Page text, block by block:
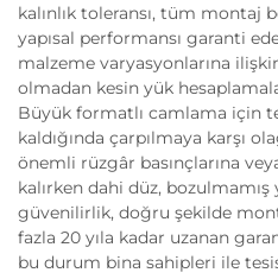
kalınlık toleransı, tüm montaj
yapısal performansı garanti
malzeme varyasyonlarına
olmadan kesin yük
Büyük formatlı camlama için
kaldığında çarpılmaya karşı
önemli rüzgâr basınçlarına
kalırken dahi düz, bozulmamış
güvenilirlik, doğru şekilde
fazla 20 yıla kadar uzanan
bu durum bina sahipleri ile